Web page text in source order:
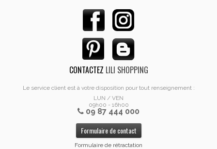
CONTACTEZ LILI SHOPPING
Le service client est à votre disposition pour tout renseignement :
LUN / VEN
09h00 - 16h00
09 87 444 000
Formulaire de contact
Formulaire de rétractation